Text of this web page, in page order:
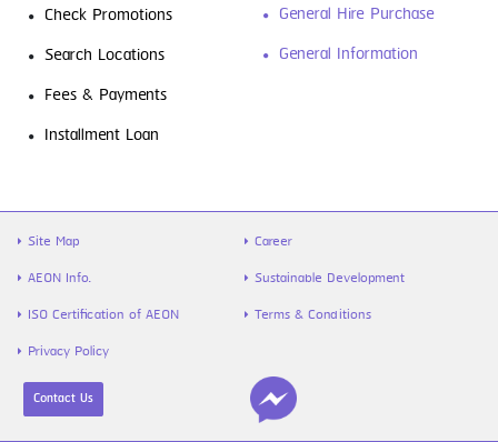
Check Promotions
Search Locations
Fees & Payments
Installment Loan
General Hire Purchase
General Information
Site Map
Career
AEON Info.
Sustainable Development
ISO Certification of AEON
Terms & Conditions
Privacy Policy
Contact Us